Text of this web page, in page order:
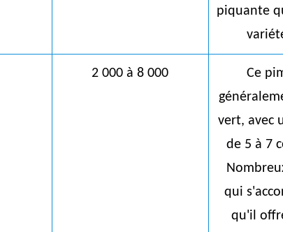
piquante
2 000 à 8 000
Ce
vert, avec
de 5 à 7
qui
qu'il